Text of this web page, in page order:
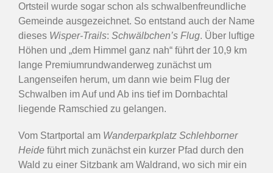
Ortsteil wurde sogar schon als schwalbenfreundliche
Gemeinde ausgezeichnet. So entstand auch der Name
dieses Wisper-Trails: Schwälbchen’s Flug. Über luftige
Höhen und „dem Himmel ganz nah“ führt der 10,9 km
lange Premiumrundwanderweg zunächst um
Langenseifen herum, um dann wie beim Flug der
Schwalben im Auf und Ab ins tief im Dornbachtal
liegende Ramschied zu gelangen.
Vom Startportal am Wanderparkplatz Schlehborner
Heide führt mich zunächst ein kurzer Pfad durch den
Wald zu einer Sitzbank am Waldrand, wo sich mir ein